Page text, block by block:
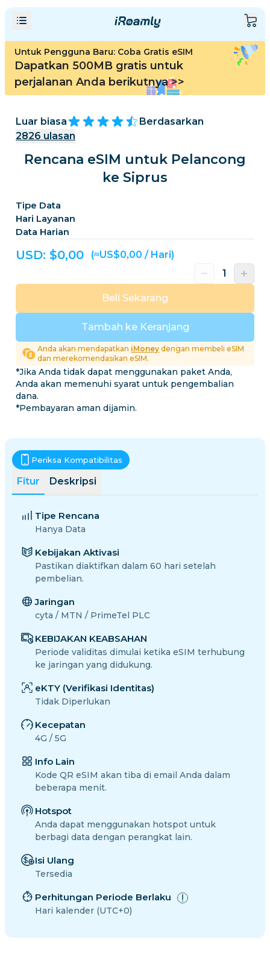
Untuk Pengguna Baru: Coba Gratis eSIM
Dapatkan 500MB gratis untuk
perjalanan Anda berikutnya>>
Luar biasa
Berdasarkan
2826 ulasan
Rencana eSIM untuk Pelancong
ke Siprus
Tipe Data
Hari Layanan
Data Harian
USD: $0,00 (≈US$0,00 / Hari)
Tambah ke Keranjang
Beli Sekarang
Anda akan mendapatkan iMoney dengan membeli eSIM
dan merekomendasikan eSIM.
*Jika Anda tidak dapat menggunakan paket Anda,
Anda akan memenuhi syarat untuk pengembalian
dana.
*Pembayaran aman dijamin.
Fitur Deskripsi
Periksa Kompatibilitas
Tipe Rencana
Hanya Data
Kebijakan Aktivasi
Pastikan diaktifkan dalam 60 hari setelah
pembelian.
Jaringan
cyta / MTN / PrimeTel PLC
KEBIJAKAN KEABSAHAN
Periode validitas dimulai ketika eSIM terhubung
ke jaringan yang didukung.
eKTY (Verifikasi Identitas)
Tidak Diperlukan
Kecepatan
4G / 5G
Info Lain
Kode QR eSIM akan tiba di email Anda dalam
beberapa menit.
Hotspot
Anda dapat menggunakan hotspot untuk
berbagi data dengan perangkat lain.
Isi Ulang
Tersedia
Perhitungan Periode Berlaku
Hari kalender (UTC+0)